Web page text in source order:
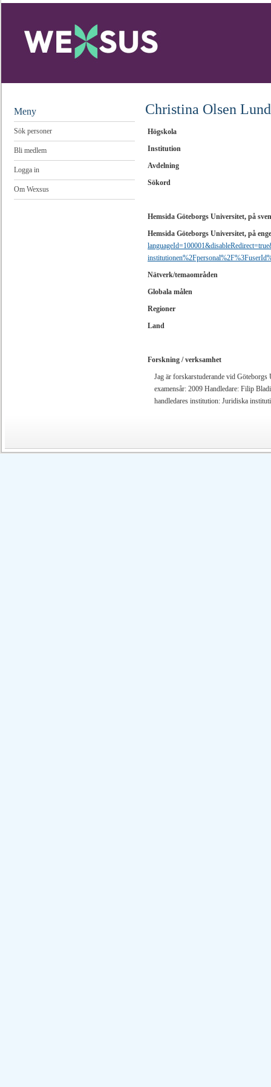
Meny
Sök personer
Bli medlem
Logga in
Om Wexsus
Christina Olsen
Högskola
Institution
Avdelning
Sökord
Hemsida Göteborgs Universitet, på
Hemsida Göteborgs Universitet, på
Nätverk/temaområden
Globala målen
Regioner
Land
Forskning / verksamhet
Jag är forskarstuderande vid
examensår: 2009 Handledare: Filip
handledares institution: Juridiska